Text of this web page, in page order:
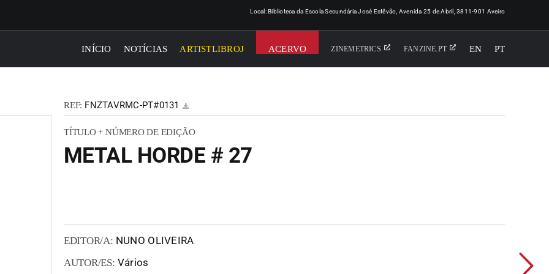
Local: Biblioteca da Escola Secundária José Estêvão, Avenida 25 de Abril, 3811-901 Aveiro
INÍCIO NOTÍCIAS ARTISTLIBROJ ACERVO ZINEMETRICS FANZINE.PT EN PT
REF: FNZTAVRMC-PT#0131
TÍTULO + NÚMERO DE EDIÇÃO
METAL HORDE # 27
EDITOR/A: NUNO OLIVEIRA
AUTOR/ES: Vários